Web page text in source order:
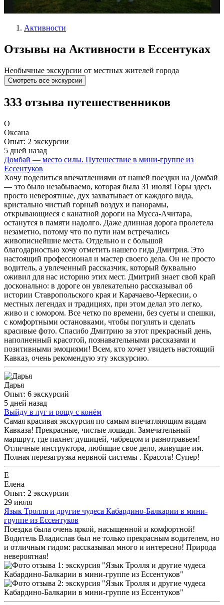
Активности
Отзывы на Активности в Ессентуках
Необычные экскурсии от местных жителей города
Смотреть все экскурсии
333 отзыва путешественников
О
Оксана
Опыт: 2 экскурсии
5 дней назад
Домбай — место силы. Путешествие в мини-группе из
Ессентуков
Хочу поделиться впечатлениями от нашей поездки на Домбай
— это было незабываемо, которая была 31 июля! Горы здесь
просто невероятные, дух захватывает от каждого вида,
кристально чистый горный воздух и панорамы,
открывающиеся с канатной дороги на Мусса-Ачитара,
останутся в памяти надолго. Даже длинная дорога пролетела
незаметно, потому что по пути нам встречались
живописнейшие места. Отдельно и с большой
благодарностью хочу отметить нашего гида Дмитрия. Это
настоящий профессионал и мастер своего дела. Он не просто
водитель, а увлеченный рассказчик, который буквально
оживил для нас историю этих мест. Дмитрий знает свой край
досконально: в дороге он увлекательно рассказывал об
истории Ставропольского края и Карачаево-Черкесии, о
местных легендах и традициях, при этом делал это легко,
живо и с юмором. Все четко по времени, без суеты и спешки,
с комфортными остановками, чтобы погулять и сделать
красивые фото. Спасибо Дмитрию за этот прекрасный день,
наполненный красотой, познавательными рассказами и
позитивными эмоциями! Всем, кто хочет увидеть настоящий
Кавказ, очень рекомендую эту экскурсию.
Дарья
Опыт: 6 экскурсий
5 дней назад
Выйду в луг и рощу с конём
Самая красивая экскурсия по самым впечатляющим видам
Кавказа! Прекрасные, чистые лошади. Замечательный
маршрут, где пахнет душицей, чабрецом и разнотравьем!
Отличные инструктора, любящие свое дело, живущие им.
Полная перезагрузка нервной системы . Красота! Супер!
Е
Елена
Опыт: 2 экскурсии
29 июля
Язык Тролля и другие чудеса Кабардино-Балкарии в мини-
группе из Ессентуков
Поездка была очень яркой, насыщенной и комфортной!
Водитель Владислав был не только прекрасным водителем, но
и отличным гидом: рассказывал много и интересно! Природа
невероятная!